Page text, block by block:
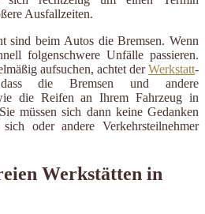
Ausfallzeiten.
sind beim Autos die Bremsen. Wenn
folgenschwere Unfälle passieren.
aufsuchen, achtet derWerkstatt-
die Bremsen und andere
die Reifen an Ihrem Fahrzeug in
müssen sich dann keine Gedanken
oder andere Verkehrsteilnehmer
Werkstätten in